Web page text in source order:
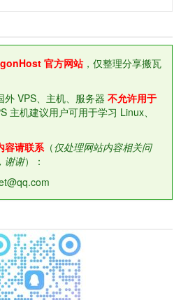
官方网站，仅整理分享搬瓦
VPS、主机、服务器 不允许用于
主机建议用户可用于学习 Linux、
容请联系（仅处理网站内容相关问
谢谢）：